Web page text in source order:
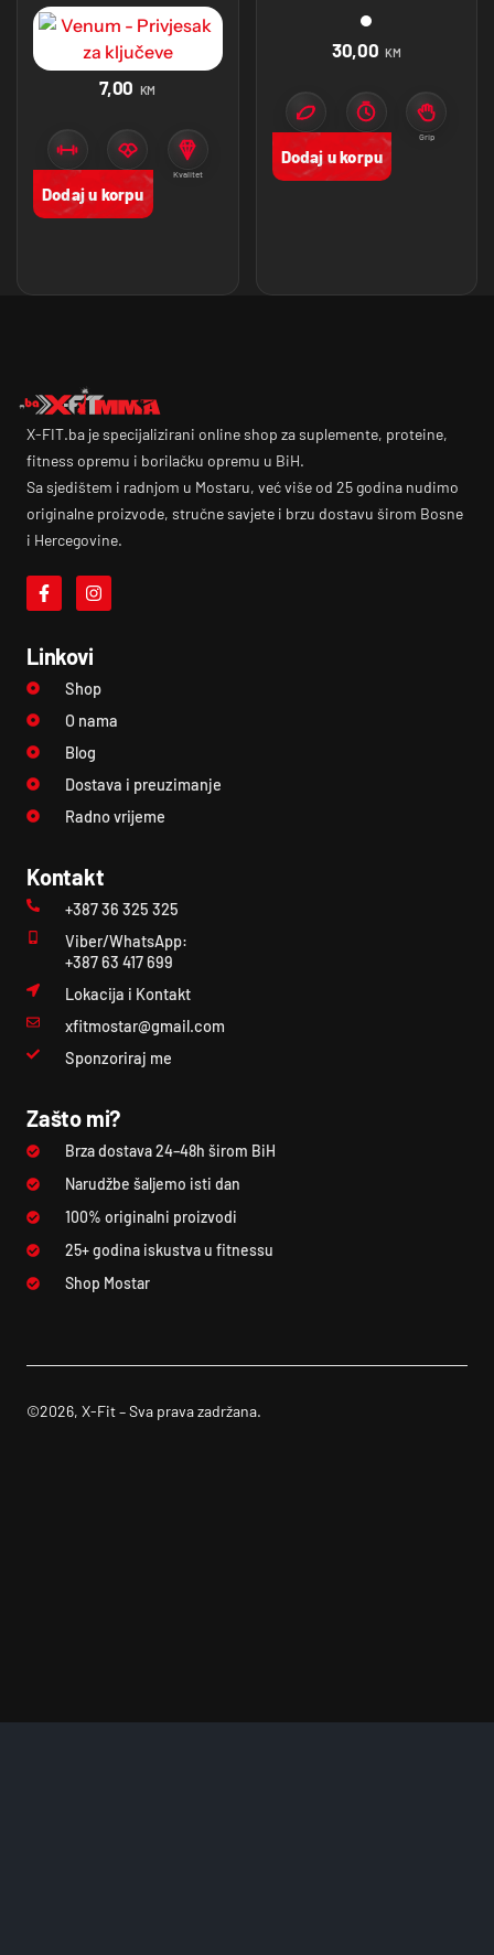
7,00 KM
Zaštita Venum Kvalitet
Dodaj u korpu
30,00 KM
Pokret Trening Grip
Dodaj u korpu
X-FIT.ba je specijalizirani online shop za suplemente, proteine,
fitness opremu i borilačku opremu u BiH.
Sa sjedištem i radnjom u Mostaru, već više od 25 godina nudimo
originalne proizvode, stručne savjete i brzu dostavu širom Bosne
i Hercegovine.
Linkovi
Shop
O nama
Blog
Dostava i preuzimanje
Radno vrijeme
Kontakt
+387 36 325 325
Viber/WhatsApp:
+387 63 417 699
Lokacija i Kontakt
xfitmostar@gmail.com
Sponzoriraj me
Zašto mi?
Brza dostava 24–48h širom BiH
Narudžbe šaljemo isti dan
100% originalni proizvodi
25+ godina iskustva u fitnessu
Shop Mostar
©2026, X-Fit – Sva prava zadržana.